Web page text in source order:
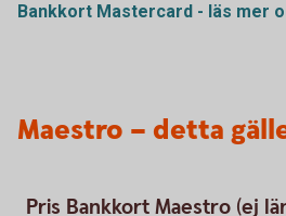
Bankkort Mastercard - läs mer
Maestro – detta
Pris Bankkort Maestro (ej